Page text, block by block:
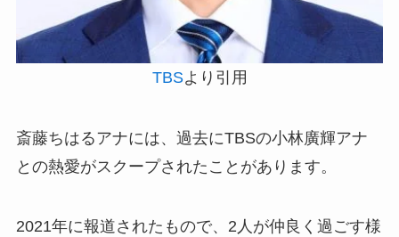
TBSより引用
斎藤ちはるアナには、過去にTBSの小林廣輝アナ
との熱愛がスクープされたことがあります。
2021年に報道されたもので、2人が仲良く過ごす様